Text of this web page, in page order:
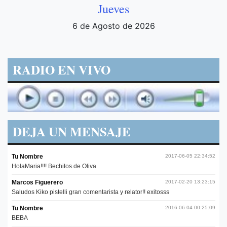
Jueves
6 de Agosto de 2026
RADIO EN VIVO
DEJA UN MENSAJE